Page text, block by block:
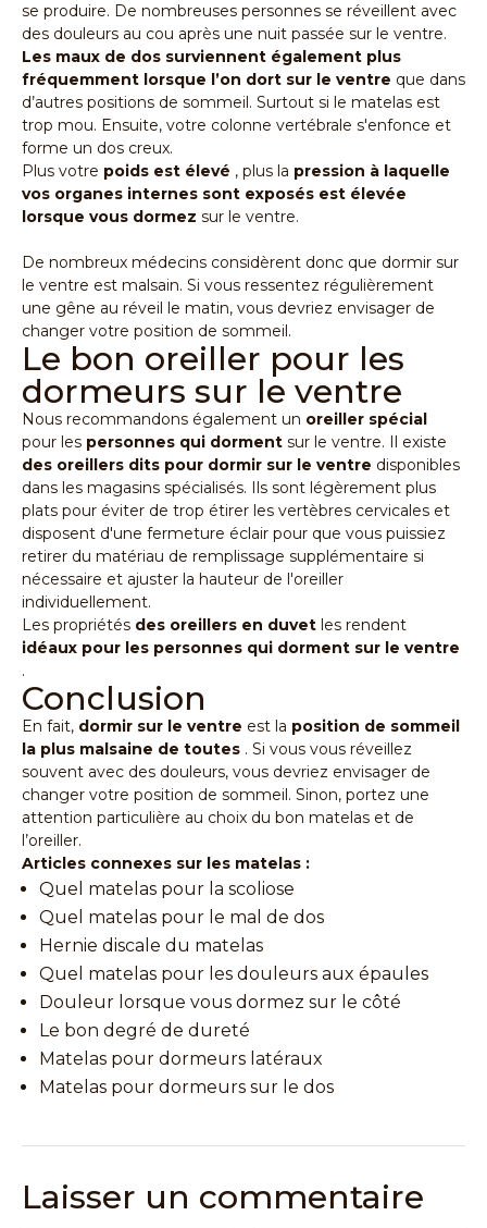
se produire. De nombreuses personnes se réveillent avec
des douleurs au cou après une nuit passée sur le ventre.
Les maux de dos surviennent également plus
fréquemment lorsque l’on dort sur le ventre que dans
d’autres positions de sommeil. Surtout si le matelas est
trop mou. Ensuite, votre colonne vertébrale s'enfonce et
forme un dos creux.
Plus votre poids est élevé , plus la pression à laquelle
vos organes internes sont exposés est élevée
lorsque vous dormez sur le ventre.
De nombreux médecins considèrent donc que dormir sur
le ventre est malsain. Si vous ressentez régulièrement
une gêne au réveil le matin, vous devriez envisager de
changer votre position de sommeil.
Le bon oreiller pour les
dormeurs sur le ventre
Nous recommandons également un oreiller spécial
pour les personnes qui dorment sur le ventre. Il existe
des oreillers dits pour dormir sur le ventre disponibles
dans les magasins spécialisés. Ils sont légèrement plus
plats pour éviter de trop étirer les vertèbres cervicales et
disposent d'une fermeture éclair pour que vous puissiez
retirer du matériau de remplissage supplémentaire si
nécessaire et ajuster la hauteur de l'oreiller
individuellement.
Les propriétés des oreillers en duvet les rendent
idéaux pour les personnes qui dorment sur le ventre
.
Conclusion
En fait, dormir sur le ventre est la position de sommeil
la plus malsaine de toutes . Si vous vous réveillez
souvent avec des douleurs, vous devriez envisager de
changer votre position de sommeil. Sinon, portez une
attention particulière au choix du bon matelas et de
l’oreiller.
Articles connexes sur les matelas :
Quel matelas pour la scoliose
Quel matelas pour le mal de dos
Hernie discale du matelas
Quel matelas pour les douleurs aux épaules
Douleur lorsque vous dormez sur le côté
Le bon degré de dureté
Matelas pour dormeurs latéraux
Matelas pour dormeurs sur le dos
Laisser un commentaire